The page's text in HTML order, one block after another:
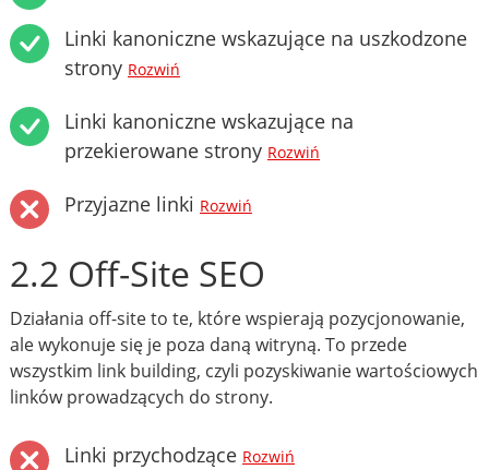
Linki kanoniczne wskazujące na uszkodzone
strony Rozwiń
Linki kanoniczne wskazujące na
przekierowane strony Rozwiń
Przyjazne linki Rozwiń
2.2 Off-Site SEO
Działania off-site to te, które wspierają pozycjonowanie,
ale wykonuje się je poza daną witryną. To przede
wszystkim link building, czyli pozyskiwanie wartościowych
linków prowadzących do strony.
Linki przychodzące Rozwiń